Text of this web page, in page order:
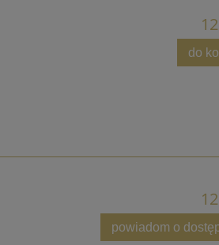
do
powiadom o